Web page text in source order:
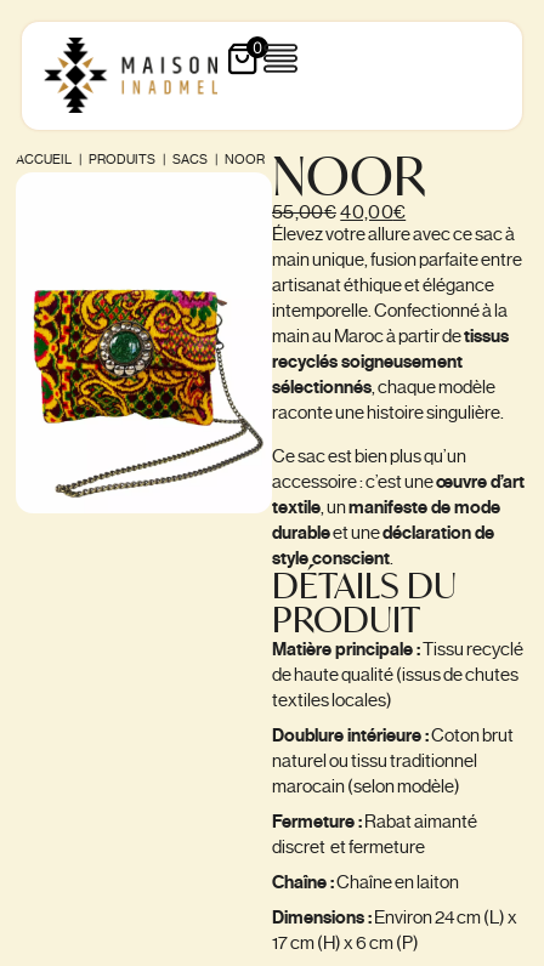
0
ACCUEIL PRODUITS |SACS NOOR NOOR
55,00€40,00€
Élevez votre allure avec ce sac à
main unique, fusion parfaite entre
artisanat éthique et élégance
intemporelle. Confectionné à la
main au Maroc à partir detissus
recyclés soigneusement
sélectionnés, chaque modèle
raconte une histoire singulière.
Ce sac est bien plus qu’un
accessoire : c’est uneœuvre d’art
textile , unmanifeste de mode
durableet unedéclaration de
style conscient
DÉTAILS DU
PRODUIT
Matière principale :Tissu recyclé
de haute qualité (issus de chutes
textiles locales)
Doublure intérieure :Coton brut
naturel ou tissu traditionnel
marocain (selon modèle)
Fermeture : Rabat aimanté
discret et fermeture
Chaîne :Chaîne en laiton
Dimensions : Environ 24 cm (L) x
17 cm (H) x 6 cm (P)